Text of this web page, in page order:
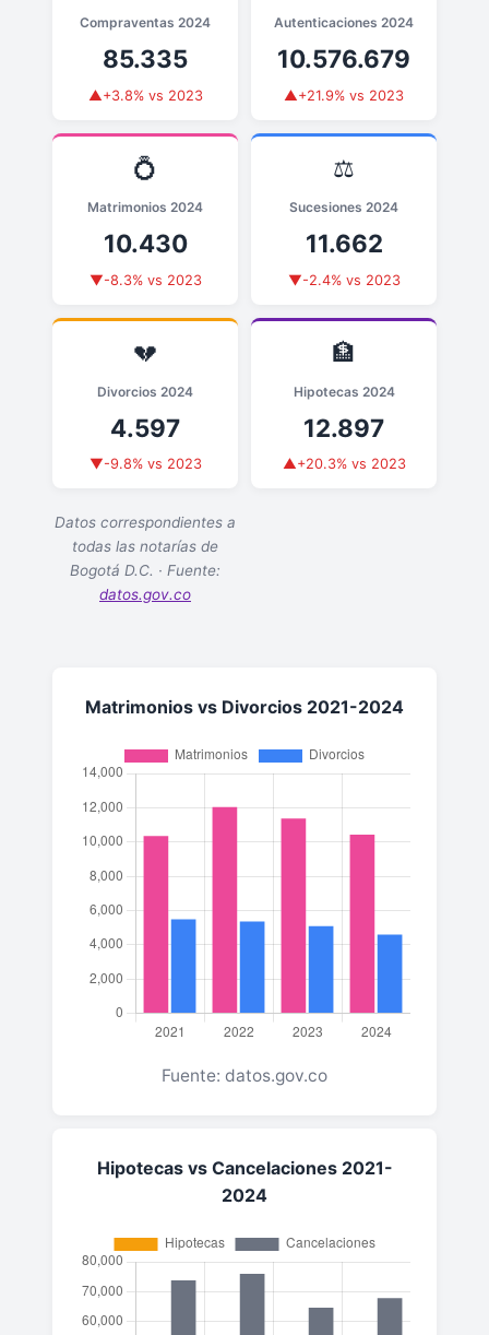
Compraventas 2024
85.335
▲+3.8% vs 2023
Autenticaciones 2024
10.576.679
▲+21.9% vs 2023
💍
Matrimonios 2024
10.430
▼-8.3% vs 2023
⚖️
Sucesiones 2024
11.662
▼-2.4% vs 2023
💔
Divorcios 2024
4.597
▼-9.8% vs 2023
🏦
Hipotecas 2024
12.897
▲+20.3% vs 2023
Datos correspondientes a
todas las notarías de
Bogotá D.C. · Fuente:
datos.gov.co
Matrimonios vs Divorcios 2021-2024
Fuente: datos.gov.co
Hipotecas vs Cancelaciones 2021-
2024